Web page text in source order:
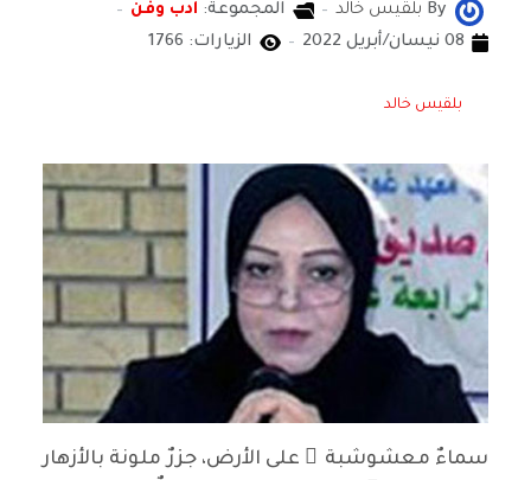
By بلقيس خالد المجموعة: ادب وفن
08 نيسان/أبريل 2022
الزيارات: 1766
بلقيس خالد
سماءٌ معشوشبة ٌ على الأرض، جزرٌ ملونة بالأزهار